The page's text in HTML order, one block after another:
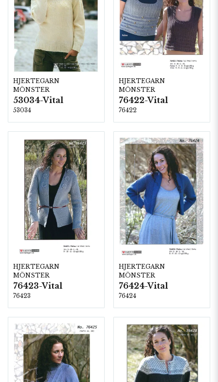
HJERTEGARN
MÖNSTER
53034-Vital
53034
HJERTEGARN
MÖNSTER
76422-Vital
76422
HJERTEGARN
MÖNSTER
76423-Vital
76423
HJERTEGARN
MÖNSTER
76424-Vital
76424